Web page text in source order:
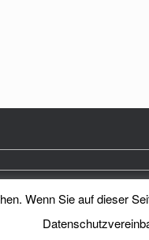
Heimatkreis Reichenberg
Wenn Sie auf dieser